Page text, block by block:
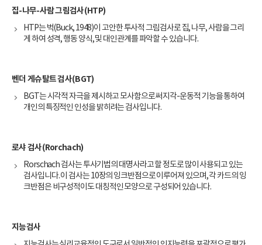
집-나무-사람 그림검사(HTP)
HTP는 벅(Buck, 1948)이 고안한 투사적 그림검사로 집, 나무, 사람을 그리
게 하여 성격, 행동 양식, 및 대인관계를 파악할 수 있습니다.
벤더 게슈탈트 검사(BGT)
BGT는 시각적 자극을 제시하고 모사함으로써 지각-운동적 기능을 통하여
개인의 특징적인 인성을 밝히려는 검사입니다.
로샤 검사(Rorchach)
Rorschach 검사는 투사기법의 대명사라고 할 정도로 많이 사용되고 있는
검사입니다. 이 검사는 10장의 잉크반점으로 이루어져 있으며, 각 카드의 잉
크반점은 비구성적이도 대칭적인 모양으로 구성되어 있습니다.
지능검사